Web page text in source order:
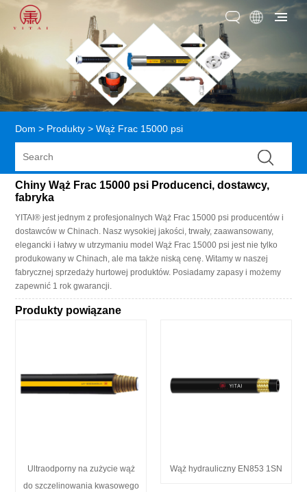
Dom > Produkty > Wąż Frac 15000 psi
Chiny Wąż Frac 15000 psi Producenci, dostawcy,
fabryka
YITAI® jest jednym z profesjonalnych Wąż Frac 15000 psi producentów i
dostawców w Chinach. Nasz wysokiej jakości, trwały, zaawansowany,
elegancki i łatwy w utrzymaniu model Wąż Frac 15000 psi jest nie tylko
produkowany w Chinach, ale ma także niską cenę. Witamy w naszej
fabrycznej sprzedaży hurtowej produktów. Posiadamy zapasy i możemy
zapewnić 1 rok gwarancji.
Produkty powiązane
Ultraodporny na zużycie wąż
do szczelinowania kwasowego
Wąż hydrauliczny EN853 1SN